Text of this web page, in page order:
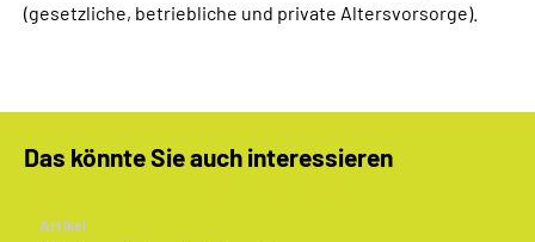
(gesetzliche, betriebliche und private Altersvorsorge).
Das könnte Sie auch interessieren
Artikel